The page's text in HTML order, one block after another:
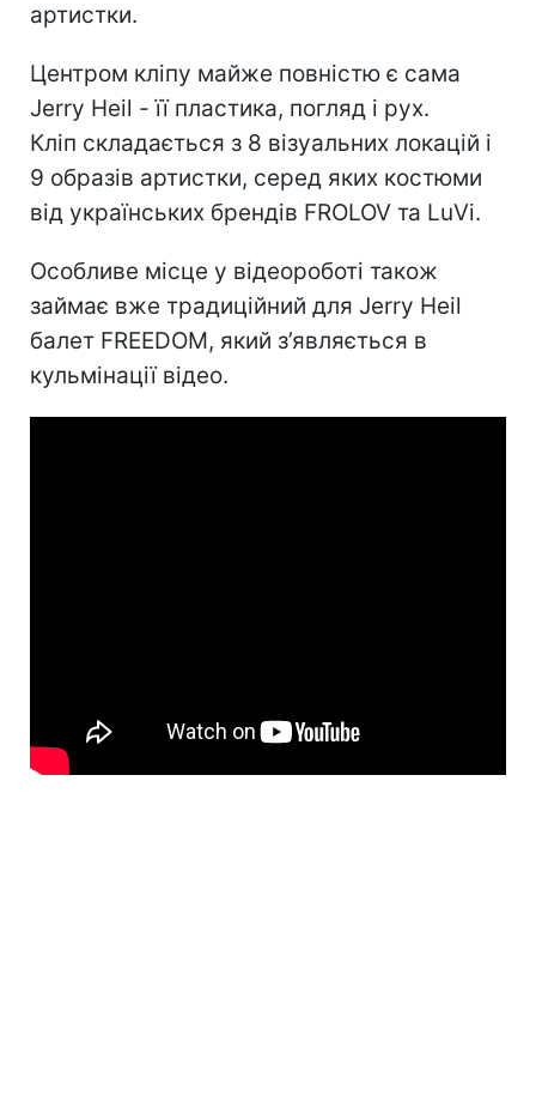
артистки.
Центром кліпу майже повністю є сама
Jerry Heil - її пластика, погляд і рух.
Кліп складається з 8 візуальних локацій і
9 образів артистки, серед яких костюми
від українських брендів FROLOV та LuVi.
Особливе місце у відеороботі також
займає вже традиційний для Jerry Heil
балет FREEDOM, який з’являється в
кульмінації відео.